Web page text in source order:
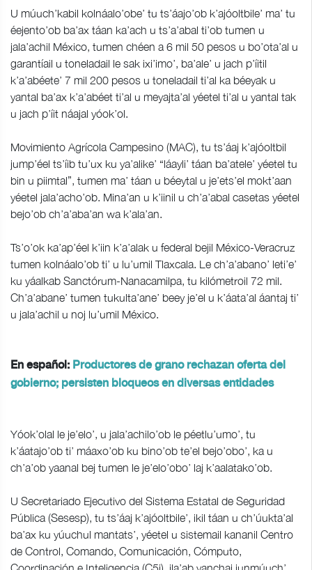
U múuch’kabil kolnáalo’obe’ tu ts’áajo’ob k’ajóoltbile’ ma’ tu
éejento’ob ba’ax táan ka’ach u ts’a’abal ti’ob tumen u
jala’achil México, tumen chéen a 6 mil 50 pesos u bo’ota’al u
garantíail u toneladail le sak ixi’imo’, ba’ale’ u jach p’íitil
k’a’abéete’ 7 mil 200 pesos u toneladail ti’al ka béeyak u
yantal ba’ax k’a’abéet ti’al u meyajta’al yéetel ti’al u yantal tak
u jach p’íit náajal yóok’ol.
Movimiento Agrícola Campesino (MAC), tu ts’áaj k’ajóoltbil
jump’éel ts’íib tu’ux ku ya’alike’ “láayli’ táan ba’atele’ yéetel tu
bin u piimtal”, tumen ma’ táan u béeytal u je’ets’el mokt’aan
yéetel jala’acho’ob. Mina’an u k’iinil u ch’a’abal casetas yéetel
bejo’ob ch’a’aba’an wa k’ala’an.
Ts’o’ok ka’ap’éel k’iin k’a’alak u federal bejil México-Veracruz
tumen kolnáalo’ob ti’ u lu’umil Tlaxcala. Le ch’a’abano’ leti’e’
ku yáalkab Sanctórum-Nanacamilpa, tu kilómetroil 72 mil.
Ch’a’abane’ tumen tukulta’ane’ beey je’el u k’áata’al áantaj ti’
u jala’achil u noj lu’umil México.
En español: Productores de grano rechazan oferta del
gobierno; persisten bloqueos en diversas entidades
Yóok’olal le je’elo’, u jala’achilo’ob le péetlu’umo’, tu
k’áatajo’ob ti’ máaxo’ob ku bino’ob te’el bejo’obo’, ka u
ch’a’ob yaanal bej tumen le je’elo’obo’ laj k’aalatako’ob.
U Secretariado Ejecutivo del Sistema Estatal de Seguridad
Pública (Sesesp), tu ts’áaj k’ajóoltbile’, ikil táan u ch’úukta’al
ba’ax ku yúuchul mantats’, yéetel u sistemail kananil Centro
de Control, Comando, Comunicación, Cómputo,